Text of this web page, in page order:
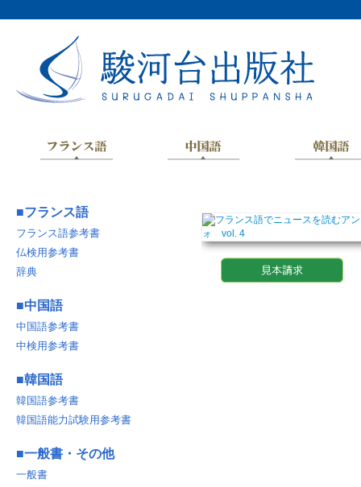
■フランス語
フランス語参考書
仏検用参考書
辞典
■中国語
中国語参考書
中検用参考書
■韓国語
韓国語参考書
韓国語能力試験用参考書
■一般書・その他
一般書